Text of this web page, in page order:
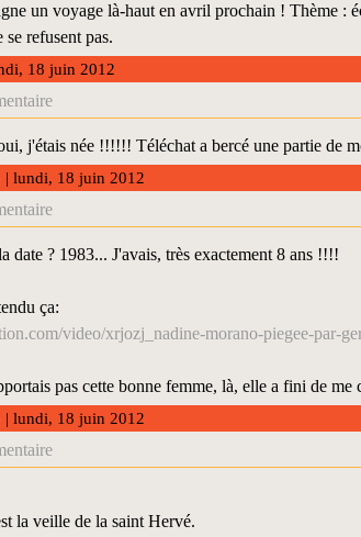
un voyage là-haut en avril prochain ! Thème :
se refusent pas.
18 juin 2012
j'étais née !!!!!! Téléchat a bercé une partie de
| lundi, 18 juin 2012
date ? 1983... J'avais, très exactement 8 ans !!!!
ça:
video/xrjozj_nadine-morano-piegee-par-
pas cette bonne femme, là, elle a fini de
| lundi, 18 juin 2012
la veille de la saint Hervé.